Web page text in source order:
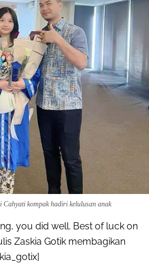
kompak hadiri kelulusan anak
you did well. Best of luck on
Zaskia Gotik membagikan